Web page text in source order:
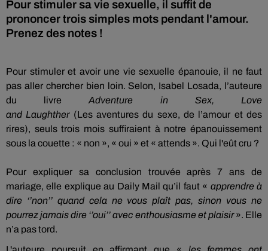
Pour stimuler sa vie sexuelle, il suffit de
prononcer trois simples mots pendant l'amour.
Prenez des notes !
Pour stimuler et avoir une vie sexuelle épanouie, il ne faut
pas aller chercher bien loin. Selon, Isabel Losada, l’auteure
du livre
Adventure in Sex, Love
and Laughther (Les aventures du sexe, de l’amour et des
rires), seuls trois mois suffiraient à notre épanouissement
sous la couette : « non », « oui » et « attends ». Qui l'eût cru ?
Pour expliquer sa conclusion trouvée après 7 ans de
mariage, elle explique au Daily Mail qu’il faut « apprendre à
dire ‘’non’’ quand cela ne vous plaît pas, sinon vous ne
pourrez jamais dire ‘’oui’’ avec enthousiasme et plaisir». Elle
n’a pas tord.